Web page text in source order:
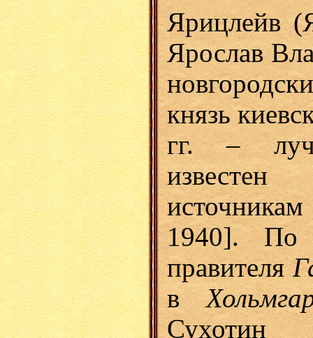
Ярицлейв
Ярослав
князь
гг. –
известен
1940]. По
правителя
в
Сухотин